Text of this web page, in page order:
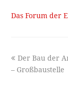
Das Forum der
previous
post:
Der Bau der
– Großbaustelle